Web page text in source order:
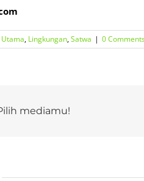
, Lingkungan,Satwa | 0
mediamu!